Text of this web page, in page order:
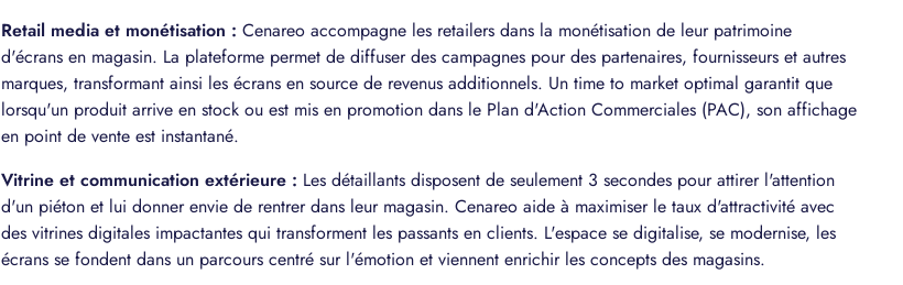
Retail media et monétisation : Cenareo accompagne les retailers dans la monétisation de leur patrimoine
d'écrans en magasin. La plateforme permet de diffuser des campagnes pour des partenaires, fournisseurs et autres
marques, transformant ainsi les écrans en source de revenus additionnels. Un time to market optimal garantit que
lorsqu'un produit arrive en stock ou est mis en promotion dans le Plan d'Action Commerciales (PAC), son affichage
en point de vente est instantané.
Vitrine et communication extérieure : Les détaillants disposent de seulement 3 secondes pour attirer l'attention
d'un piéton et lui donner envie de rentrer dans leur magasin. Cenareo aide à maximiser le taux d'attractivité avec
des vitrines digitales impactantes qui transforment les passants en clients. L'espace se digitalise, se modernise, les
écrans se fondent dans un parcours centré sur l'émotion et viennent enrichir les concepts des magasins.